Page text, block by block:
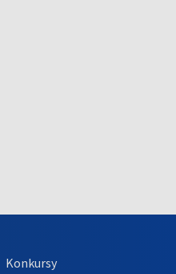
Konkursy